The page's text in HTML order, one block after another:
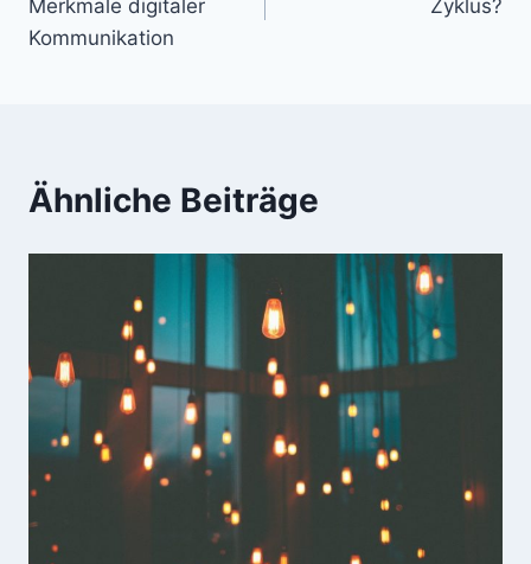
Merkmale digitaler
Kommunikation
Zyklus?
Ähnliche Beiträge